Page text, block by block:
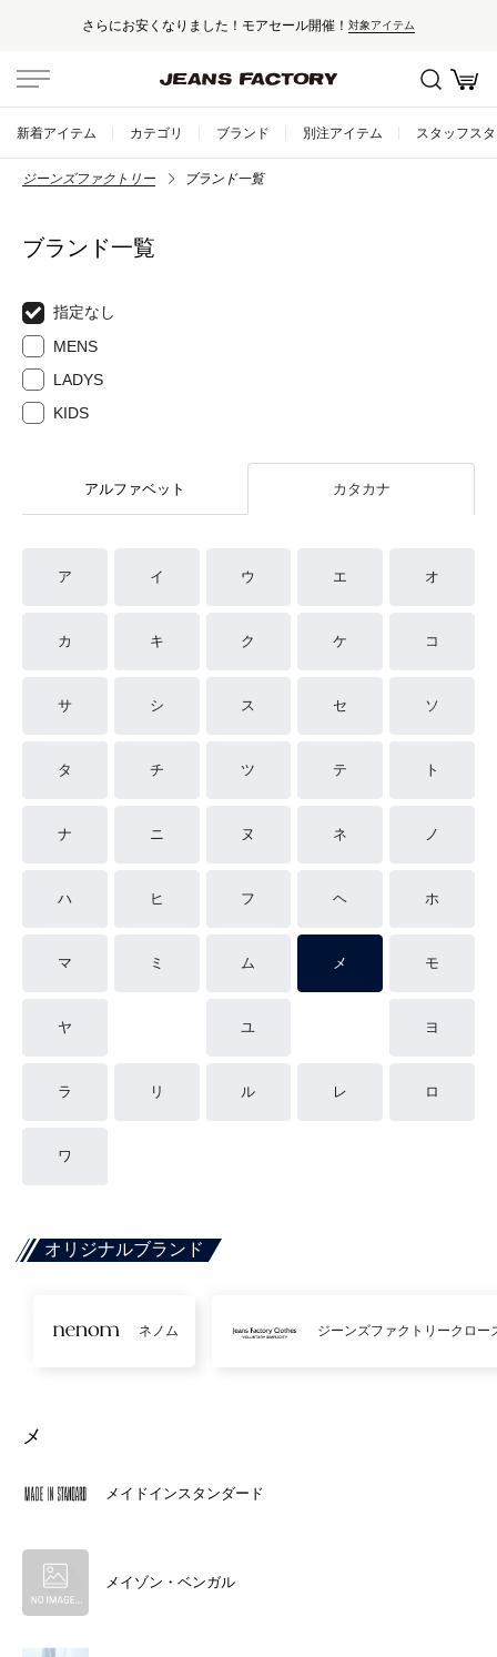
さらにお安くなりました！モアセール開催！ 対象アイテム
新着アイテム カテゴリ ブランド 別注アイテム スタッフス
ジーンズファクトリー ブランド一覧
ブランド一覧
指定なし
MENS
LADYS
KIDS
アルファベット カタカナ
ア イ ウ エ オ
カ キ ク ケ コ
サ シ ス セ ソ
タ チ ツ テ ト
ナ ニ ヌ ネ ノ
ハ ヒ フ ヘ ホ
マ ミ ム メ モ
ヤ ユ ヨ
ラ リ ル レ ロ
ワ
オリジナルブランド
ネノム ジーンズファクトリークロー
メ
メイドインスタンダード
メイゾン・ベンガル